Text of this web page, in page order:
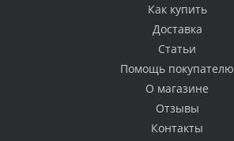
Как купить
Доставка
Статьи
Помощь покупателю
О магазине
Отзывы
Контакты